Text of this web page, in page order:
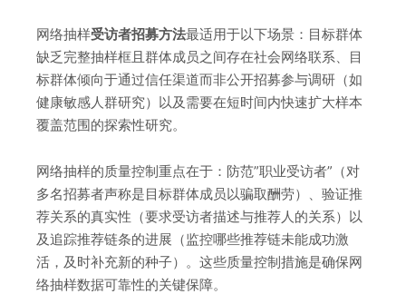
网络抽样受访者招募方法最适用于以下场景：目标群体
缺乏完整抽样框且群体成员之间存在社会网络联系、目
标群体倾向于通过信任渠道而非公开招募参与调研（如
健康敏感人群研究）以及需要在短时间内快速扩大样本
覆盖范围的探索性研究。
网络抽样的质量控制重点在于：防范”职业受访者”（对
多名招募者声称是目标群体成员以骗取酬劳）、验证推
荐关系的真实性（要求受访者描述与推荐人的关系）以
及追踪推荐链条的进展（监控哪些推荐链未能成功激
活，及时补充新的种子）。这些质量控制措施是确保网
络抽样数据可靠性的关键保障。